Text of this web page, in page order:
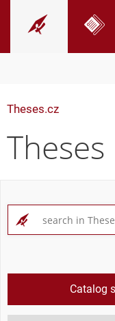
Theses.cz
Theses
Catalog